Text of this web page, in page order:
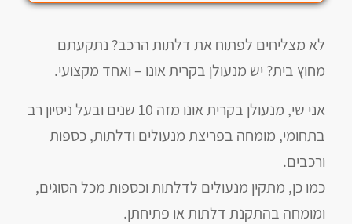
לא מצליחים לפתוח את דלתות הרכב? נתקעתם
מחוץ בית? יש מנעולן בקרית אונו – ואחד מקצועי.
אני שי, מנעולן בקרית אונו מזה 10 שנים ובעל ניסיון רב
בתחומי, מומחה בפריצת מנעולים ודלתות, כספות
ורכבים.
כמו כן, מתקין מנעולים לדלתות וכספות מכל הסוגים,
ומומחה בהתקנת דלתות או פתיחתן.